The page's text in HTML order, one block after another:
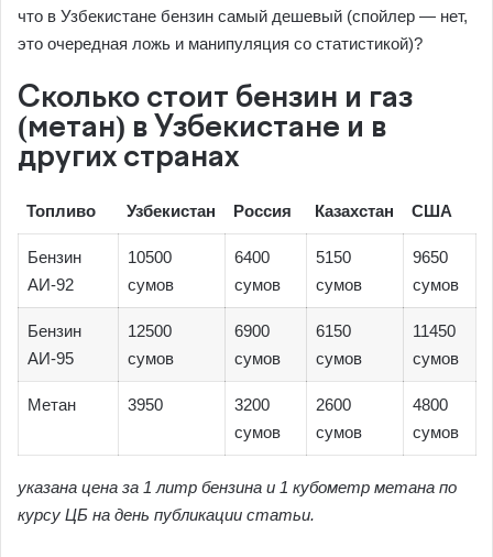
что в Узбекистане бензин самый дешевый (спойлер — нет,
это очередная ложь и манипуляция со статистикой)?
Сколько стоит бензин и газ
(метан) в Узбекистане и в
других странах
Топливо Узбекистан Россия Казахстан США
Бензин
АИ-92
10500
сумов
6400
сумов
5150
сумов
9650
сумов
Бензин
АИ-95
12500
сумов
6900
сумов
6150
сумов
11450
сумов
Метан 3950
3200
сумов
2600
сумов
4800
сумов
указана цена за 1 литр бензина и 1 кубометр метана по
курсу ЦБ на день публикации статьи.